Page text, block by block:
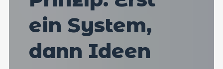
ein System,
dann Ideen